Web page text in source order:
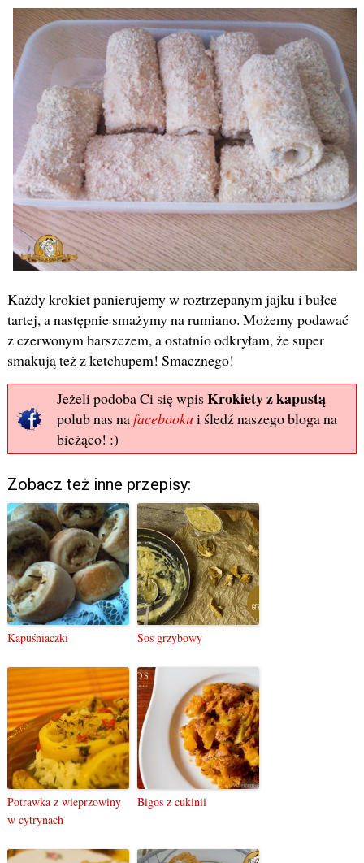
Każdy krokiet panierujemy w roztrzepanym jajku i bułce
tartej, a następnie smażymy na rumiano. Możemy podawać
z czerwonym barszczem, a ostatnio odkryłam, że super
smakują też z ketchupem! Smacznego!
Jeżeli podoba Ci się wpisKrokiety z kapustą
polub nas nafacebookui śledź naszego bloga na
bieżąco! :)
Zobacz też inne przepisy:
Kapuśniaczki Sos grzybowy
Potrawka z wieprzowiny
w cytrynach
Bigos z cukinii